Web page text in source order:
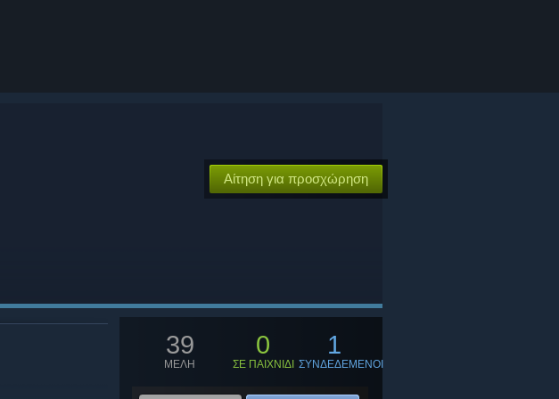
Αίτηση για προσχώρηση
39
ΜΕΛΗ
0
ΣΕ ΠΑΙΧΝΙΔΙ
1
ΣΥΝΔΕΔΕΜΕΝΟΙ